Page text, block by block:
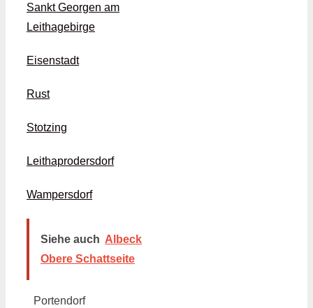
Sankt Georgen am
Leithagebirge
Eisenstadt
Rust
Stotzing
Leithaprodersdorf
Wampersdorf
Siehe auch Albeck
Obere Schattseite
Portendorf